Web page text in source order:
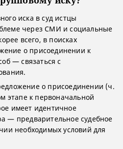
иска в суд истцы
через СМИ и социальные
всего, в поисках
о присоединении к
— связаться с
о присоединении (ч.
этапе к первоначальной
имеет идентичное
— предварительное судебное
необходимых условий для